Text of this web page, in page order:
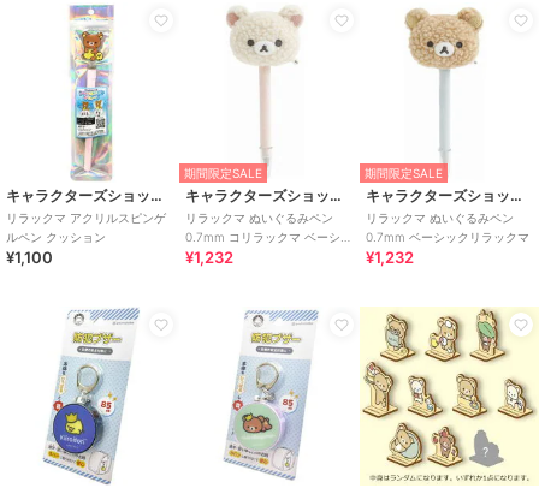
キャラクターズショップ ラフラフ
リラックマ アクリルスピンゲ
ルペン クッション
¥1,100
期間限定SALE
キャラクターズショップ ラフラフ
リラックマ ぬいぐるみペン
0.7mm コリラックマ ベーシッ
クリラックマ
¥1,232
期間限定SALE
キャラクターズショップ ラフラフ
リラックマ ぬいぐるみペン
0.7mm ベーシックリラックマ
¥1,232